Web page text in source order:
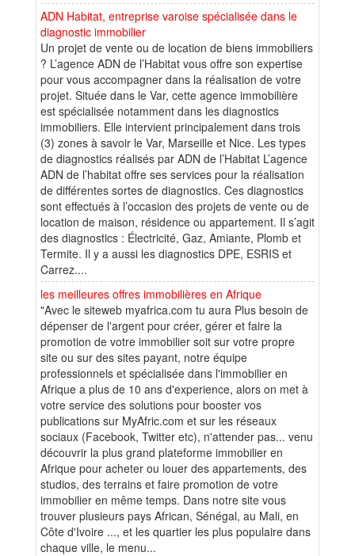
ADN Habitat, entreprise varoise spécialisée dans le
diagnostic immobilier
Un projet de vente ou de location de biens immobiliers
? L’agence ADN de l’Habitat vous offre son expertise
pour vous accompagner dans la réalisation de votre
projet. Située dans le Var, cette agence immobilière
est spécialisée notamment dans les diagnostics
immobiliers. Elle intervient principalement dans trois
(3) zones à savoir le Var, Marseille et Nice. Les types
de diagnostics réalisés par ADN de l’Habitat L’agence
ADN de l’habitat offre ses services pour la réalisation
de différentes sortes de diagnostics. Ces diagnostics
sont effectués à l’occasion des projets de vente ou de
location de maison, résidence ou appartement. Il s’agit
des diagnostics : Électricité, Gaz, Amiante, Plomb et
Termite. Il y a aussi les diagnostics DPE, ESRIS et
Carrez....
les meilleures offres immobilières en Afrique
"Avec le siteweb myafrica.com tu aura Plus besoin de
dépenser de l'argent pour créer, gérer et faire la
promotion de votre immobilier soit sur votre propre
site ou sur des sites payant, notre équipe
professionnels et spécialisée dans l'immobilier en
Afrique a plus de 10 ans d'experience, alors on met à
votre service des solutions pour booster vos
publications sur MyAfric.com et sur les réseaux
sociaux (Facebook, Twitter etc), n'attender pas... venu
découvrir la plus grand plateforme immobilier en
Afrique pour acheter ou louer des appartements, des
studios, des terrains et faire promotion de votre
immobilier en même temps. Dans notre site vous
trouver plusieurs pays African, Sénégal, au Mali, en
Côte d'Ivoire ..., et les quartier les plus populaire dans
chaque ville, le menu...